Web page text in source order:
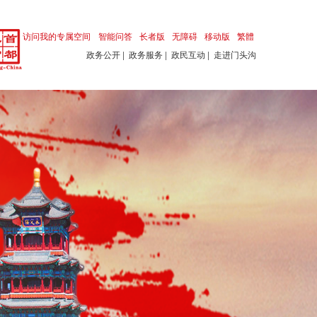
繁體
移动版
无障碍
长者版
智能问答
访问我的专属空间
政务公开 | 政务服务 | 政民互动 | 走进门头沟